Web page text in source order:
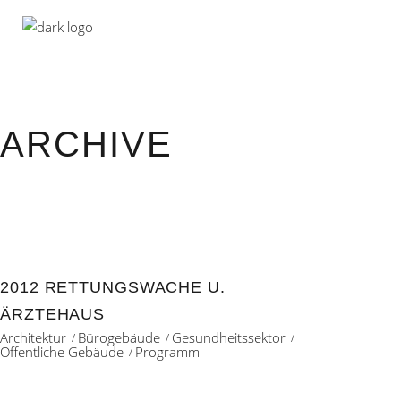
ARCHIVE
2012 RETTUNGSWACHE U.
ÄRZTEHAUS
Architektur
Bürogebäude
Gesundheitssektor
Öffentliche Gebäude
Programm